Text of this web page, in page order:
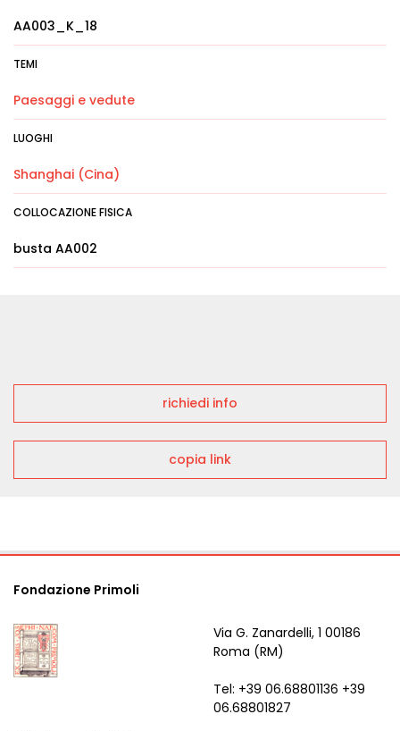
AA003_K_18
TEMI
Paesaggi e vedute
LUOGHI
Shanghai (Cina)
COLLOCAZIONE FISICA
busta AA002
richiedi info
copia link
Fondazione Primoli
Via G. Zanardelli, 1 00186
Roma (RM)
Tel: +39 06.68801136 +39
06.68801827